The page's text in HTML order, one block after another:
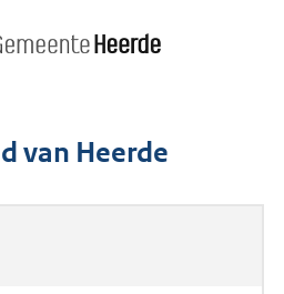
van Heerde